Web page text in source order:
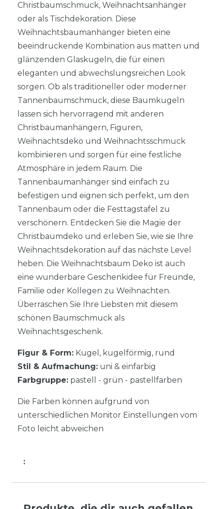
Christbaumschmuck, Weihnachtsanhänger
oder als Tischdekoration. Diese
Weihnachtsbaumanhänger bieten eine
beeindruckende Kombination aus matten und
glänzenden Glaskugeln, die für einen
eleganten und abwechslungsreichen Look
sorgen. Ob als traditioneller oder moderner
Tannenbaumschmuck, diese Baumkugeln
lassen sich hervorragend mit anderen
Christbaumanhängern, Figuren,
Weihnachtsdeko und Weihnachtsschmuck
kombinieren und sorgen für eine festliche
Atmosphäre in jedem Raum. Die
Tannenbaumanhänger sind einfach zu
befestigen und eignen sich perfekt, um den
Tannenbaum oder die Festtagstafel zu
verschönern. Entdecken Sie die Magie der
Christbaumdeko und erleben Sie, wie sie Ihre
Weihnachtsdekoration auf das nächste Level
heben. Die Weihnachtsbaum Deko ist auch
eine wunderbare Geschenkidee für Freunde,
Familie oder Kollegen zu Weihnachten.
Überraschen Sie Ihre Liebsten mit diesem
schönen Baumschmuck als
Weihnachtsgeschenk.
Figur & Form: Kugel, kugelförmig, rund
Stil & Aufmachung: uni & einfarbig
Farbgruppe: pastell - grün - pastellfarben
Die Farben können aufgrund von
unterschiedlichen Monitor Einstellungen vom
Foto leicht abweichen
: